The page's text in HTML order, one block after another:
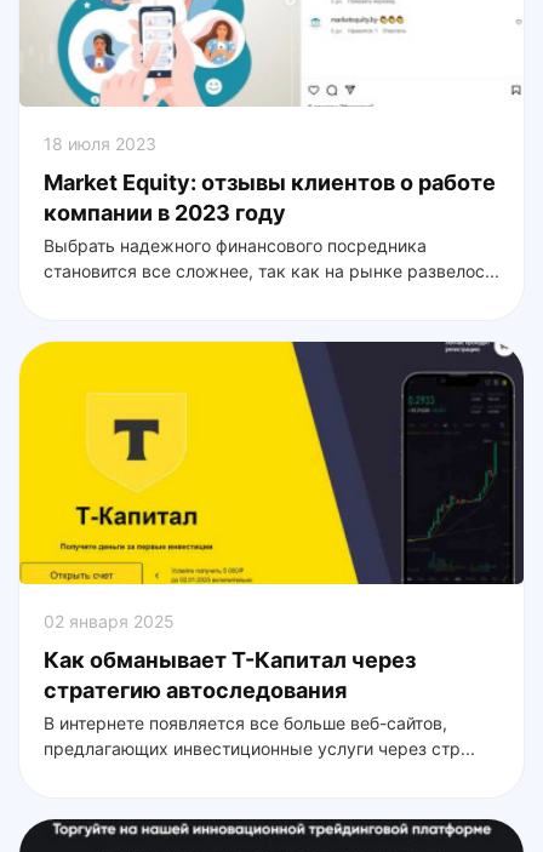
18 июля 2023
Market Equity: отзывы клиентов о работе
компании в 2023 году
Выбрать надежного финансового посредника
становится все сложнее, так как на рынке развелос...
02 января 2025
Как обманывает Т-Капитал через
стратегию автоследования
В интернете появляется все больше веб-сайтов,
предлагающих инвестиционные услуги через стр...